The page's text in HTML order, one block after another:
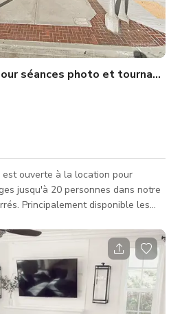
séances photo et tournages
ouverte à la location pour
jusqu'à 20 personnes dans notre
Principalement disponible les